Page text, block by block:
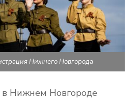
Нижнего Новгорода
Нижнем Новгороде